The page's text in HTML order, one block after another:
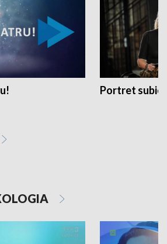
Portret